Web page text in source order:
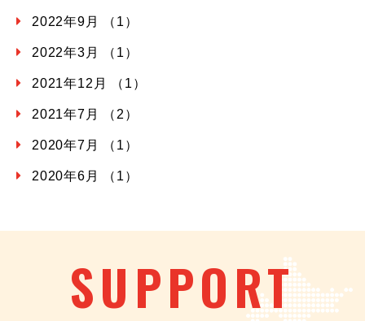
2022年9月 （1）
2022年3月 （1）
2021年12月 （1）
2021年7月 （2）
2020年7月 （1）
2020年6月 （1）
SUPPORT